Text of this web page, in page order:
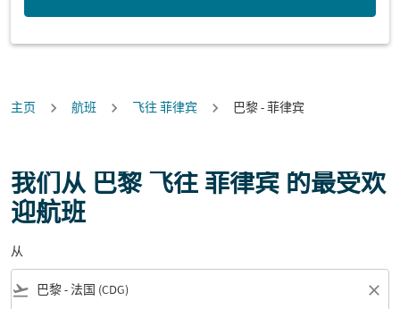
主页 航班 飞往 菲律宾 巴黎 - 菲律宾
我们从 巴黎 飞往 菲律宾 的最受欢
迎航班
从
flight_takeoff close